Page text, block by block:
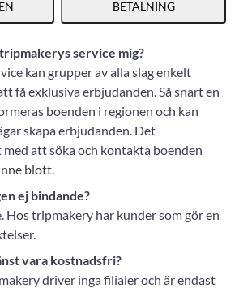
BETALNING
service mig?
kan grupper av alla slag enkelt
få exklusiva erbjudanden. Så snart en
boenden i regionen och kan
skapa erbjudanden. Det
att söka och kontakta boenden
blott.
ej bindande?
Hos tripmakery har kunder som gör en
vara kostnadsfri?
driver inga filialer och är endast